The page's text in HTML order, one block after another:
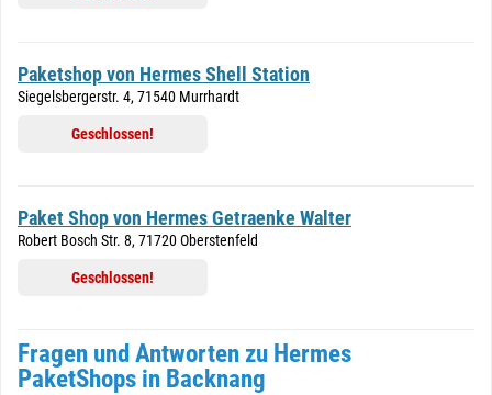
Paketshop von Hermes Shell Station
Siegelsbergerstr. 4, 71540 Murrhardt
Geschlossen!
Paket Shop von Hermes Getraenke Walter
Robert Bosch Str. 8, 71720 Oberstenfeld
Geschlossen!
Fragen und Antworten zu Hermes
PaketShops in Backnang